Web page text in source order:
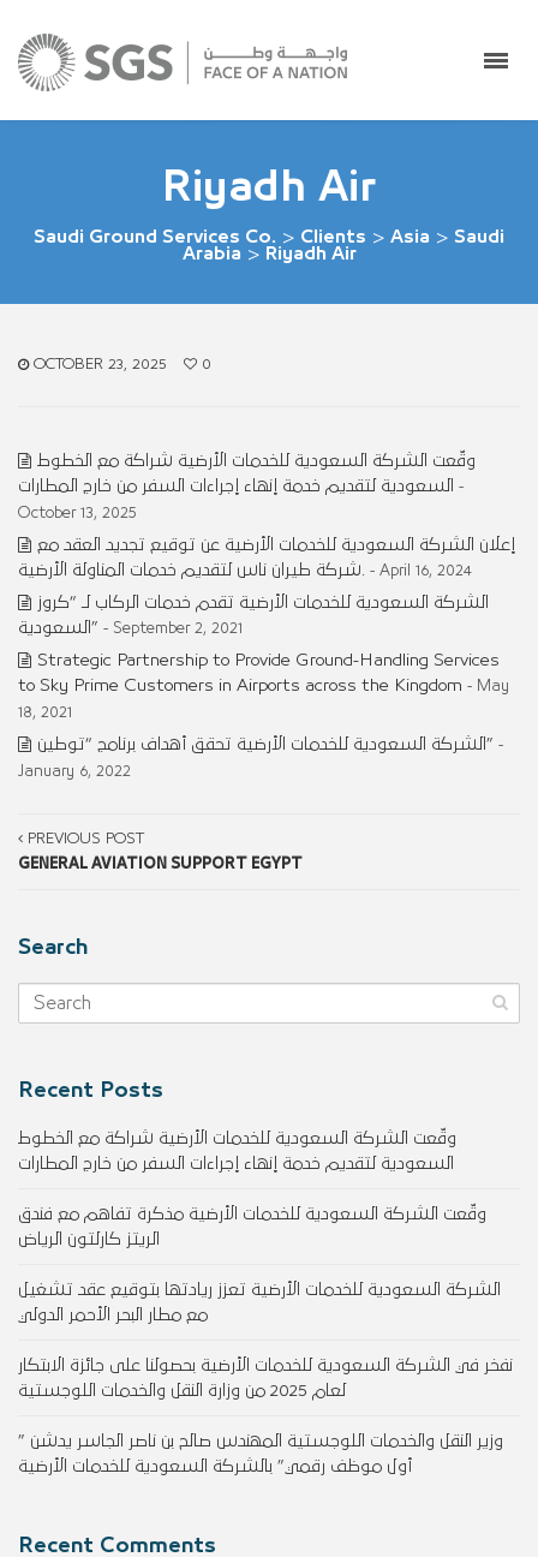
Riyadh Air
Saudi Ground Services Co. > Clients > Asia > Saudi
Arabia > Riyadh Air
OCTOBER 23, 2025 0
وقّعت الشركة السعودية للخدمات الأرضية شراكة مع الخطوط
السعودية لتقديم خدمة إنهاء إجراءات السفر من خارج المطارات
-
October 13, 2025
إعلان الشركة السعودية للخدمات الأرضية عن توقيع تجديد العقد مع
- April 16, 2024
الشركة السعودية للخدمات الأرضية تقدم خدمات الركاب لـ “كروز
السعودية” - September 2, 2021
Strategic Partnership to Provide Ground-Handling Services
to Sky Prime Customers in Airports across the Kingdom - May
18, 2021
الشركة السعودية للخدمات الأرضية تحقق أهداف برنامج “توطين” -
January 6, 2022
PREVIOUS POST
GENERAL AVIATION SUPPORT EGYPT
Search
Recent Posts
وقّعت الشركة السعودية للخدمات الأرضية شراكة مع الخطوط
السعودية لتقديم خدمة إنهاء إجراءات السفر من خارج المطارات
وقّعت الشركة السعودية للخدمات الأرضية مذكرة تفاهم مع فندق
الريتز كارلتون الرياض
الشركة السعودية للخدمات الأرضية تعزز ريادتها بتوقيع عقد تشغيل
مع مطار البحر الأحمر الدولي
نفخر في الشركة السعودية للخدمات الأرضية بحصولنا على جائزة الابتكار
لعام 2025 من وزارة النقل والخدمات اللوجستية
وزير النقل والخدمات اللوجستية المهندس صالح بن ناصر الجاسر يدشن ”
أول موظف رقمي” بالشركة السعودية للخدمات الأرضية
Recent Comments